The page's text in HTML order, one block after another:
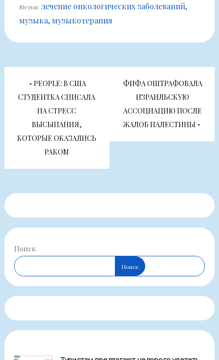
Метки: лечение онкологических заболеваний
музыка музыкотерапия
Навигация
по
записям
PEOPLE: В США
СТУДЕНТКА СПИСАЛА
НА СТРЕСС
ВЫСЫПАНИЯ,
КОТОРЫЕ ОКАЗАЛИСЬ
РАКОМ
ФИФА ОШТРАФОВАЛА
ИЗРАИЛЬСКУЮ
АССОЦИАЦИЮ ПОСЛЕ
ЖАЛОБ ПАЛЕСТИНЫ
Поиск
Поиск